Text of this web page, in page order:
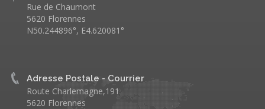
Rue de Chaumont
5620 Florennes
N50.244896°, E4.620081°
Adresse Postale - Courrier
Route Charlemagne,191
5620 Florennes